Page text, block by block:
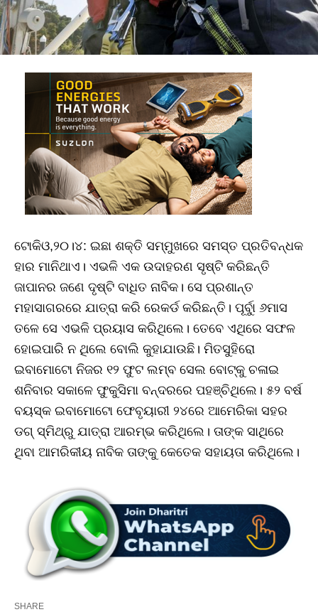
ଟୋକିଓ,୨୦।୪: ଇଛା ଶକ୍ତି ସମ୍ମୁଖରେ ସମସ୍ତ ପ୍ରତିବନ୍ଧକ
ହାର ମାନିଥାଏ। ଏଭଳି ଏକ ଉଦାହରଣ ସୃଷ୍ଟି କରିଛନ୍ତି
ଜାପାନର ଜଣେ ଦୃଷ୍ଟି ବାଧିତ ନାବିକ। ସେ ପ୍ରଶାନ୍ତ
ମହାସାଗରରେ ଯାତ୍ରା କରି ରେକର୍ଡ କରିଛନ୍ତି। ପୂର୍ବାୁ ୬ମାସ
ତଳେ ସେ ଏଭଳି ପ୍ରୟାସ କରିଥିଲେ। ତେବେ ଏଥିରେ ସଫଳ
ହୋଇପାରି ନ ଥିଲେ ବୋଲି କୁହାଯାଉଛି। ମିତସୁହିରୋ
ଇବାମୋଟୋ ନିଜର ୧୨ ଫୁଟ ଲମ୍ବ ସେଲ ବୋଟ୍‌କୁ ଚଳାଇ
ଶନିବାର ସକାଳେ ଫୁକୁସିମା ବନ୍ଦରରେ ପହଞ୍ଚିଥିଲେ। ୫୨ ବର୍ଷ
ବୟସ୍କ ଇବାମୋଟୋ ଫେବୃୟାରୀ ୨୪ରେ ଆମେରିକା ସହର
ଡଗ୍‌ ସ୍ମିଥ୍‌ରୁ ଯାତ୍ରା ଆରମ୍ଭ କରିଥିଲେ। ତାଙ୍କ ସାଥିରେ
ଥିବା ଆମରିକୀୟ ନାବିକ ତାଙ୍କୁ କେତେକ ସହାୟତା କରିଥିଲେ।
SHARE